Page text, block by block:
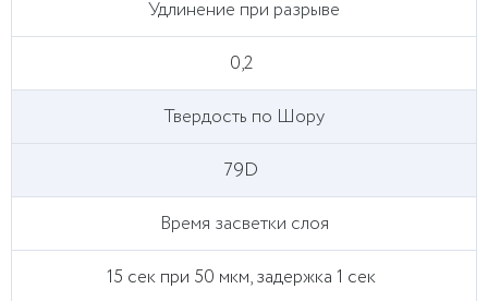
Удлинение при разрыве
0,2
Твердость по Шору
79D
Время засветки слоя
15 сек при 50 мкм, задержка 1 сек